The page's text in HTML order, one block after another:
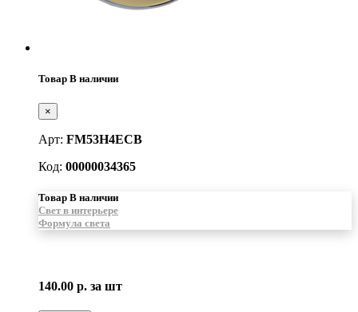
Товар В наличии
×
Арт: FM53H4ECB
Код: 00000034365
Товар В наличии
Свет в интерьере
Формула света
140.00 р. за шт